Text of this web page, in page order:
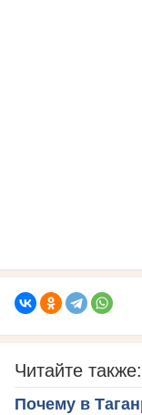
Читайте также:
Почему в